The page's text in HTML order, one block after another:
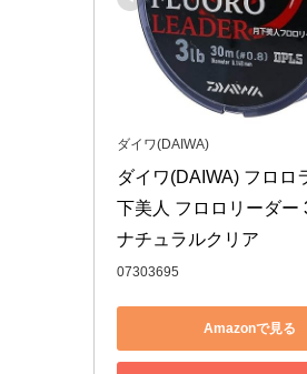
ダイワ(DAIWA)
ダイワ(DAIWA) フロロ
下美人 フロロリーダー
ナチュラルクリア
07303695
Amazonで見る